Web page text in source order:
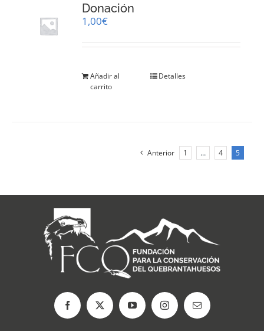
Donación
1,00€
Añadir al
carrito
Detalles
Anterior 1 … 4 5